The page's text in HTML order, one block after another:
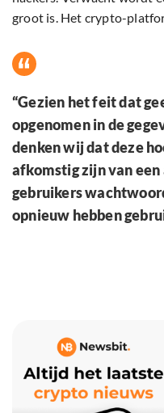
groot is. Het crypto-
“Gezien het feit dat
opgenomen in de
denken wij dat deze
afkomstig zijn van
gebruikers
opnieuw hebben